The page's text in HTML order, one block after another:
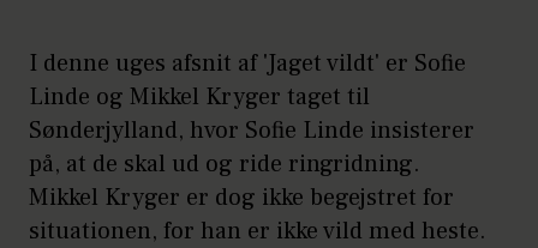
I denne uges afsnit af 'Jaget vildt' er Sofie
Linde og Mikkel Kryger taget til
Sønderjylland, hvor Sofie Linde insisterer
på, at de skal ud og ride ringridning.
Mikkel Kryger er dog ikke begejstret for
situationen, for han er ikke vild med heste.